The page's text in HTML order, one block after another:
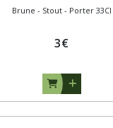
Brune - Stout - Porter 33Cl
3€